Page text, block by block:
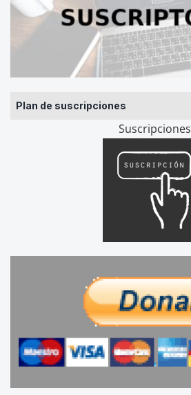
Plan de suscripciones
Suscripciones